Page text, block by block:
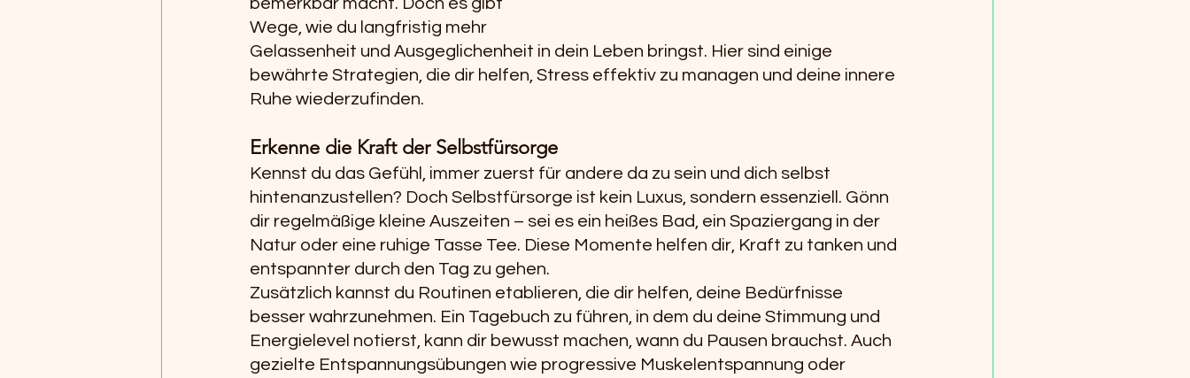
Wege, wie du langfristig mehr
Gelassenheit und Ausgeglichenheit in dein Leben bringst. Hier sind einige
bewährte Strategien, die dir helfen, Stress effektiv zu managen und deine innere
Ruhe wiederzufinden.
Erkenne die Kraft der Selbstfürsorge
Kennst du das Gefühl, immer zuerst für andere da zu sein und dich selbst
hintenanzustellen? Doch Selbstfürsorge ist kein Luxus, sondern essenziell. Gönn
dir regelmäßige kleine Auszeiten – sei es ein heißes Bad, ein Spaziergang in der
Natur oder eine ruhige Tasse Tee. Diese Momente helfen dir, Kraft zu tanken und
entspannter durch den Tag zu gehen.
Zusätzlich kannst du Routinen etablieren, die dir helfen, deine Bedürfnisse
besser wahrzunehmen. Ein Tagebuch zu führen, in dem du deine Stimmung und
Energielevel notierst, kann dir bewusst machen, wann du Pausen brauchst. Auch
gezielte Entspannungsübungen wie progressive Muskelentspannung oder